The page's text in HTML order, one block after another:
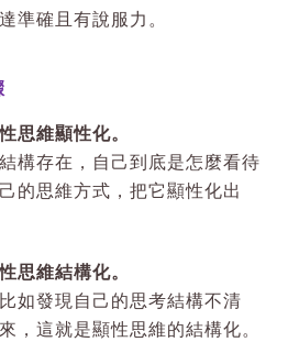
準確且有說服力。
思維顯性化。
構存在，自己到底是怎麼看待
的思維方式，把它顯性化出
思維結構化。
如發現自己的思考結構不清
，這就是顯性思維的結構化。